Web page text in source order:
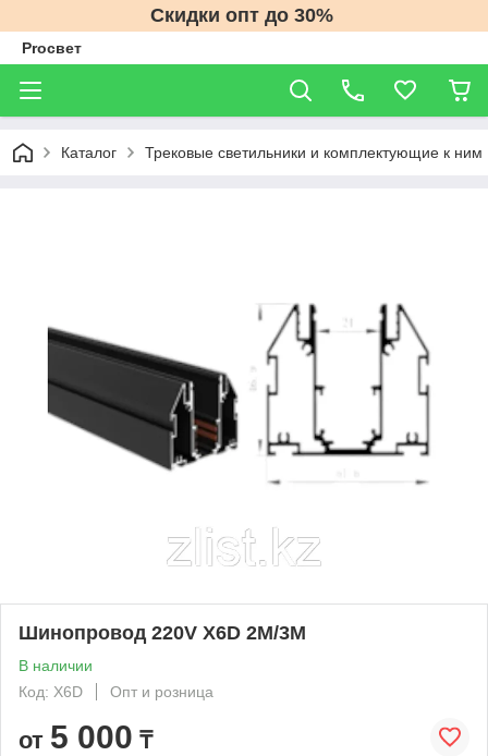
Скидки опт до 30%
Proсвет
Каталог Трековые светильники и комплектующие к ним
Шинопровод 220V X6D 2М/3М
В наличии
Код: X6D
Опт и розница
от 5 000 ₸